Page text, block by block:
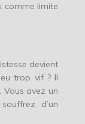
comme limite
devient
trop vif ? Il
Vous avez un
d’un